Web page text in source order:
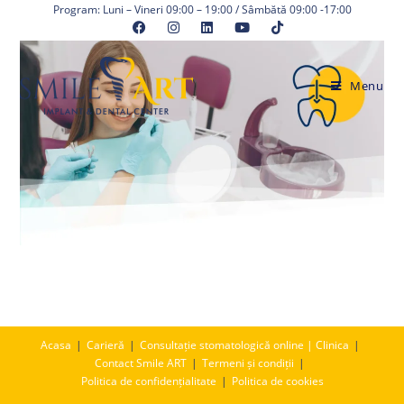
content
Program: Luni – Vineri 09:00 – 19:00 / Sâmbătă 09:00 -17:00
Menu
Acasa Carieră
Consultație stomatologică online | Clinica
Contact Smile ART
Termeni și condiții
Politica de confidențialitate
Politica de cookies